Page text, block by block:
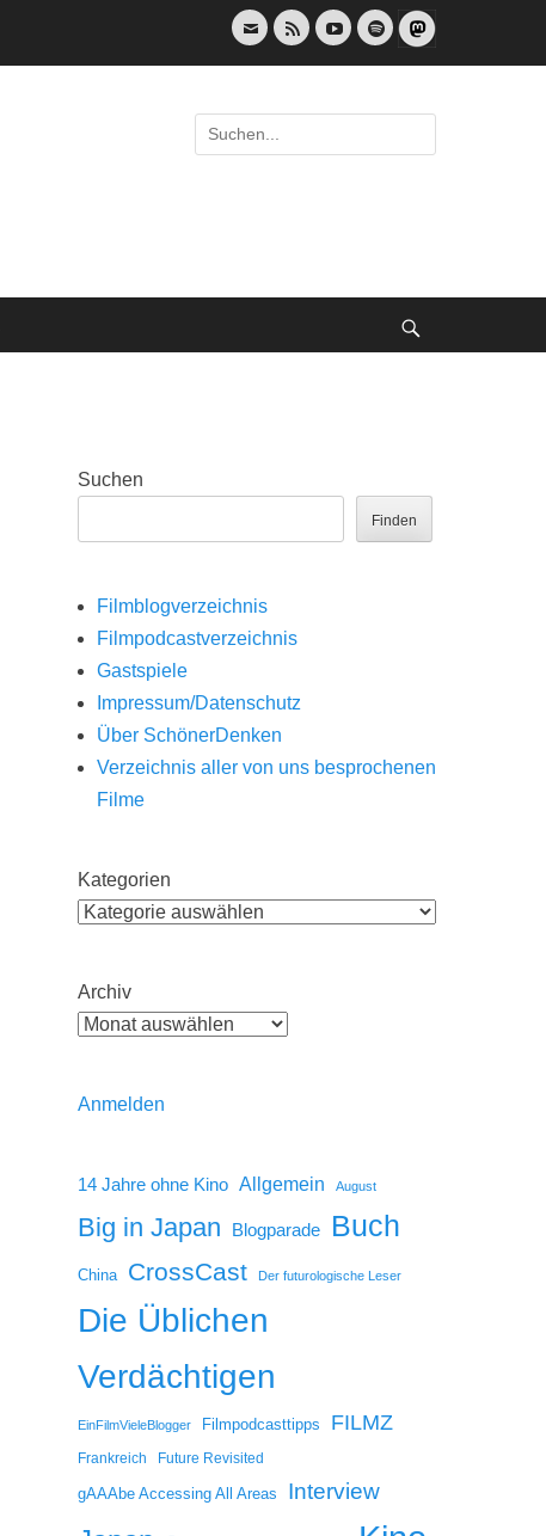
E-
Mail
Feed YouTubeSpotify
Suche
nach:
Suchen
Finden
Filmblogverzeichnis
Filmpodcastverzeichnis
Gastspiele
Impressum/Datenschutz
Über SchönerDenken
Verzeichnis aller von uns besprochenen
Filme
Kategorien
Archiv
Anmelden
14 Jahre ohne Kino Allgemein August
Big in Japan Blogparade Buch
China CrossCast Der futurologische Leser
Die Üblichen
Verdächtigen
EinFilmVieleBlogger Filmpodcasttipps FILMZ
Frankreich Future Revisited
gAAAbe Accessing All Areas Interview